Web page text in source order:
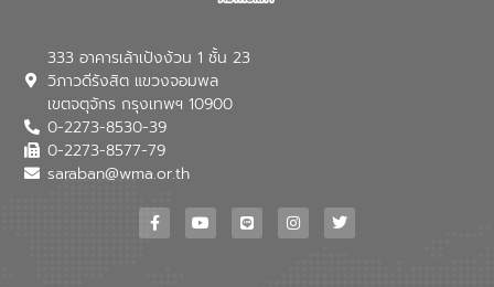
333 อาคารเล้าเป้งง้วน 1 ชั้น 23
วิภาวดีรังสิต แขวงจอมพล
เขตจตุจักร กรุงเทพฯ 10900
0-2273-8530-39
0-2273-8577-79
saraban@wma.or.th